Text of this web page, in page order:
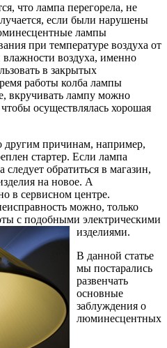
что лампа перегорела, не
если были нарушены
лампы
при температуре воздуха от
воздуха, именно
в закрытых
работы колба лампы
вкручивать лампу можно
осуществлялась хорошая
другим причинам, например,
стартер. Если лампа
следует обратиться в магазин,
на новое. А
в сервисном центре.
можно, только
с подобными электрическими
изделиями.
В данной статье
мы постарались
развенчать
основные
заблуждения о
люминесцентных